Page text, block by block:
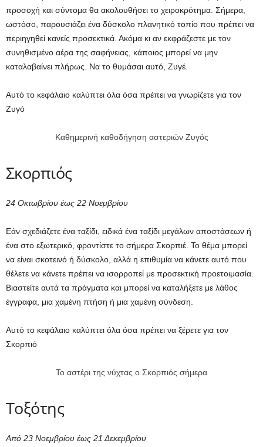
προσοχή και σύντομα θα ακολουθήσει το χειροκρότημα. Σήμερα,
ωστόσο, παρουσιάζει ένα δύσκολο πλανητικό τοπίο που πρέπει να
περιηγηθεί κανείς προσεκτικά. Ακόμα κι αν εκφράζεστε με τον
συνηθισμένο αέρα της σαφήνειας, κάποιος μπορεί να μην
καταλαβαίνει πλήρως. Να το θυμάσαι αυτό, Ζυγέ.
Αυτό το κεφάλαιο καλύπτει όλα όσα πρέπει να γνωρίζετε για τον
Ζυγό
Καθημερινή καθοδήγηση αστεριών Ζυγός
Σκορπιός
24 Οκτωβρίου έως 22 Νοεμβρίου
Εάν σχεδιάζετε ένα ταξίδι, ειδικά ένα ταξίδι μεγάλων αποστάσεων ή
ένα στο εξωτερικό, φροντίστε το σήμερα Σκορπιέ. Το θέμα μπορεί
να είναι σκοτεινό ή δύσκολο, αλλά η επιθυμία να κάνετε αυτό που
θέλετε να κάνετε πρέπει να ισορροπεί με προσεκτική προετοιμασία.
Βιαστείτε αυτά τα πράγματα και μπορεί να καταλήξετε με λάθος
έγγραφα, μια χαμένη πτήση ή μια χαμένη σύνδεση.
Αυτό το κεφάλαιο καλύπτει όλα όσα πρέπει να ξέρετε για τον
Σκορπιό
Το αστέρι της νύχτας ο Σκορπιός σήμερα
Τοξότης
Από 23 Νοεμβρίου έως 21 Δεκεμβρίου